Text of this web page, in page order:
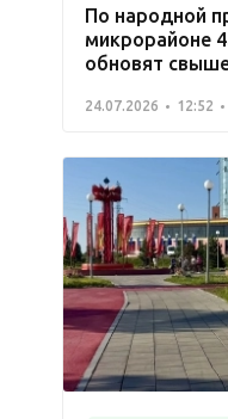
По народной
микрорайоне
обновят
24.07.2026 12:52